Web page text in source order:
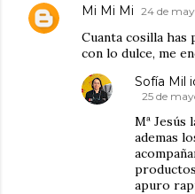
Mi Mi Mi 24 de
Cuanta cosilla has
con lo dulce, me
Sofía Mil
25 de
Mª Jesús
ademas
apuro